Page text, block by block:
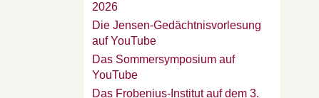
2026
Die Jensen-Gedächtnisvorlesung
auf YouTube
Das Sommersymposium auf
YouTube
Das Frobenius-Institut auf dem 3.